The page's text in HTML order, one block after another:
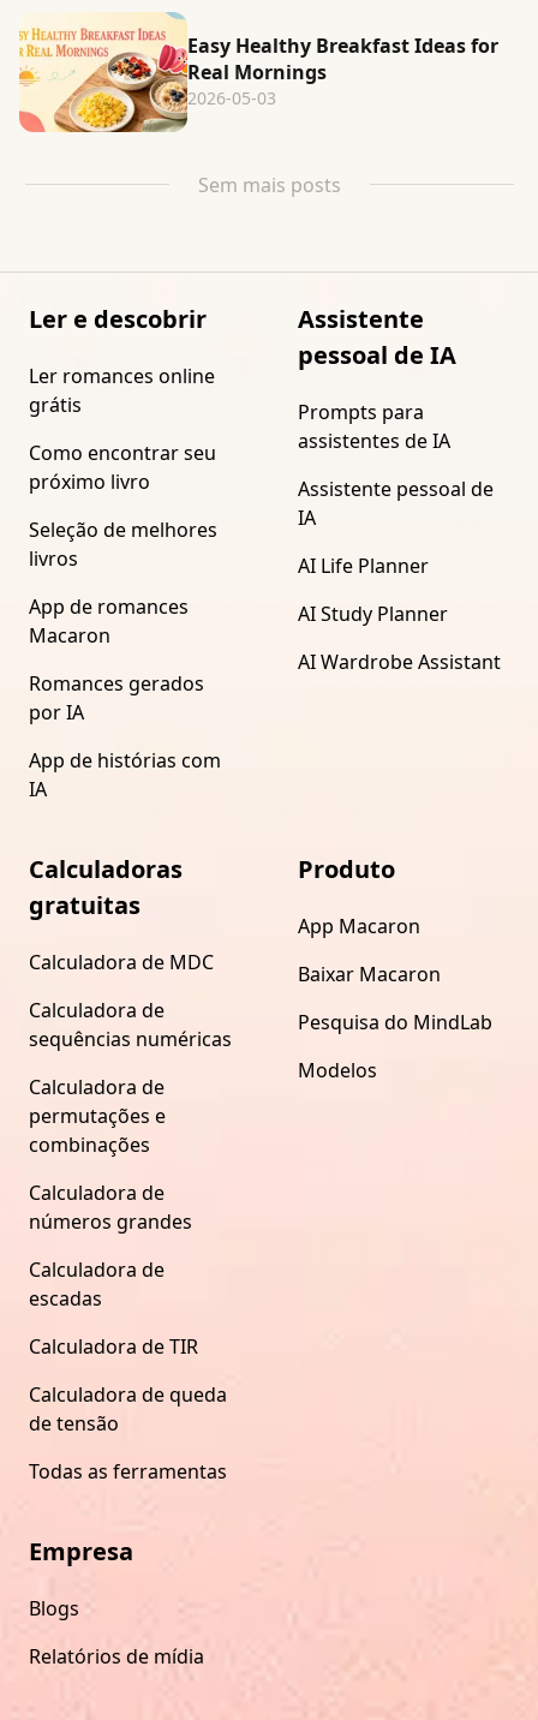
Easy Healthy Breakfast Ideas for
Real Mornings
2026-05-03
Sem mais posts
Ler e descobrir
Ler romances online
grátis
Como encontrar seu
próximo livro
Seleção de melhores
livros
App de romances
Macaron
Romances gerados
por IA
App de histórias com
IA
Assistente
pessoal de IA
Prompts para
assistentes de IA
Assistente pessoal de
IA
AI Life Planner
AI Study Planner
AI Wardrobe Assistant
Calculadoras
gratuitas
Calculadora de MDC
Calculadora de
sequências numéricas
Calculadora de
permutações e
combinações
Calculadora de
números grandes
Calculadora de
escadas
Calculadora de TIR
Calculadora de queda
de tensão
Todas as ferramentas
Produto
App Macaron
Baixar Macaron
Pesquisa do MindLab
Modelos
Empresa
Blogs
Relatórios de mídia